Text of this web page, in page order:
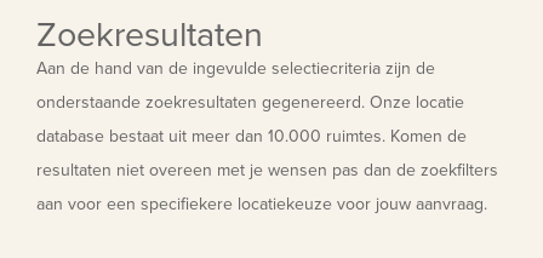
Zoekresultaten
Aan de hand van de ingevulde selectiecriteria zijn de
onderstaande zoekresultaten gegenereerd. Onze locatie
database bestaat uit meer dan 10.000 ruimtes. Komen de
resultaten niet overeen met je wensen pas dan de zoekfilters
aan voor een specifiekere locatiekeuze voor jouw aanvraag.